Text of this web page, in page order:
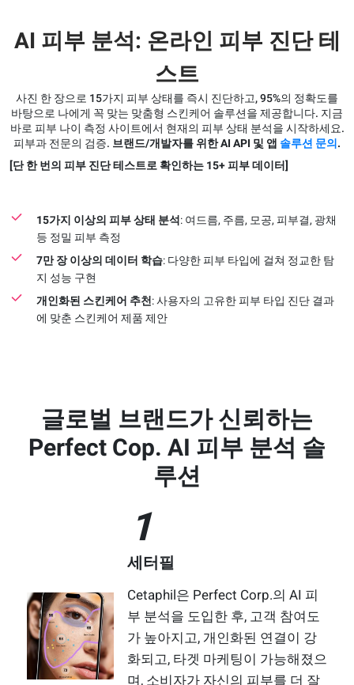
AI 피부 분석: 온라인 피부 진단 테
스트
사진 한 장으로 15가지 피부 상태를 즉시 진단하고, 95%의 정확도를
바탕으로 나에게 꼭 맞는 맞춤형 스킨케어 솔루션을 제공합니다. 지금
바로 피부 나이 측정 사이트에서 현재의 피부 상태 분석을 시작하세요.
피부과 전문의 검증. 브랜드/개발자를 위한 AI API 및 앱 솔루션 문의 .
[단 한 번의 피부 진단 테스트로 확인하는 15+ 피부 데이터]
15가지 이상의 피부 상태 분석 : 여드름, 주름, 모공, 피부결, 광채
등 정밀 피부 측정
7만 장 이상의 데이터 학습: 다양한 피부 타입에 걸쳐 정교한 탐
지 성능 구현
개인화된 스킨케어 추천 : 사용자의 고유한 피부 타입 진단 결과
에 맞춘 스킨케어 제품 제안
글로벌 브랜드가 신뢰하는
Perfect Cop. AI 피부 분석 솔
루션
1
세터필
Cetaphil은 Perfect Corp.의 AI 피
부 분석을 도입한 후, 고객 참여도
가 높아지고, 개인화된 연결이 강
화되고, 타겟 마케팅이 가능해졌으
며, 소비자가 자신의 피부를 더 잘